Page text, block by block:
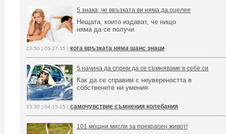
5 знака, че връзката ви няма да оцелее
Нещата, които издават, че нищо
няма да се получи
23:50 | 05-27-15 | кога връзката няма шанс знаци
5 начина да спрем да се съмняваме в себе си
Как да се справим с неувереността в
собствените ни умения
23:30 | 04-15-15 | самочувствие съмнения колебания
101 мощни мисли за прекрасен живот!